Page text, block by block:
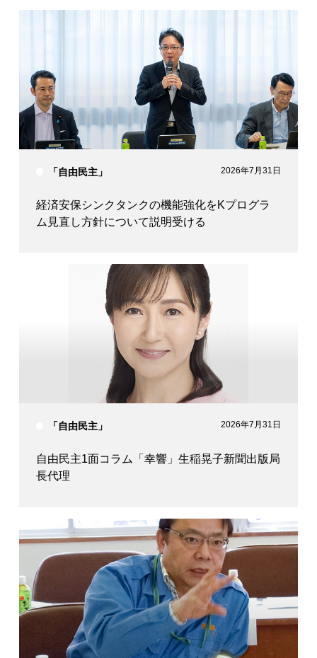
「自由民主」 2026年7月31日
経済安保シンクタンクの機能強化をKプログラ
ム見直し方針について説明受ける
「自由民主」 2026年7月31日
自由民主1面コラム「幸響」生稲晃子新聞出版局
長代理